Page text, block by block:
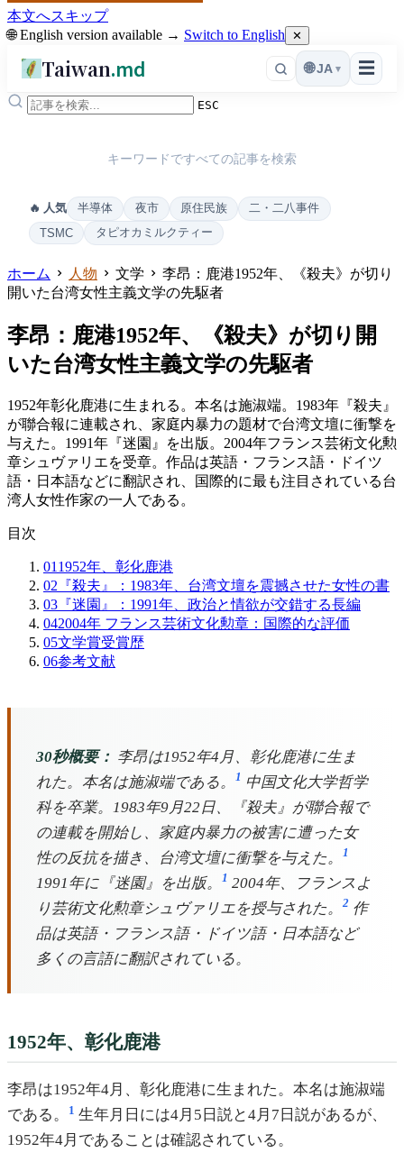
本文へスキップ
🌐 English version available → Switch to English ✕
Taiwan.md ☰
🌐 JA ▾
ESC
キーワードですべての記事を検索
🔥 人気 半導体 夜市 原住民族
二・二八事件
TSMC
タピオカミルクティー
ホーム 人物 文学
李昂：鹿港1952年、《殺夫》が切り
開いた台湾女性主義文学の先駆者
李昂：鹿港1952年、《殺夫》が切り開
いた台湾女性主義文学の先駆者
1952年彰化鹿港に生まれる。本名は施淑端。1983年『殺夫』
が聯合報に連載され、家庭内暴力の題材で台湾文壇に衝撃を
与えた。1991年『迷園』を出版。2004年フランス芸術文化勲
章シュヴァリエを受章。作品は英語・フランス語・ドイツ
語・日本語などに翻訳され、国際的に最も注目されている台
湾人女性作家の一人である。
目次
01 1952年、彰化鹿港
02 『殺夫』：1983年、台湾文壇を震撼させた女性の書
03 『迷園』：1991年、政治と情欲が交錯する長編
042004年 フランス芸術文化勲章：国際的な評価
05文学賞受賞歴
06参考文献
30秒概要： 李昂は1952年4月、彰化鹿港に生ま
れた。本名は施淑端である。
1 中国文化大学哲学
科を卒業。1983年9月22日、『殺夫』が聯合報で
の連載を開始し、家庭内暴力の被害に遭った女
性の反抗を描き、台湾文壇に衝撃を与えた。
1
1991年に『迷園』を出版。 1 2004年、フランスよ
り芸術文化勲章シュヴァリエを授与された。
2 作
品は英語・フランス語・ドイツ語・日本語など
多くの言語に翻訳されている。
1952年、彰化鹿港
李昂は1952年4月、彰化鹿港に生まれた。本名は施淑端
である。
1 生年月日には4月5日説と4月7日説があるが、
1952年4月であることは確認されている。